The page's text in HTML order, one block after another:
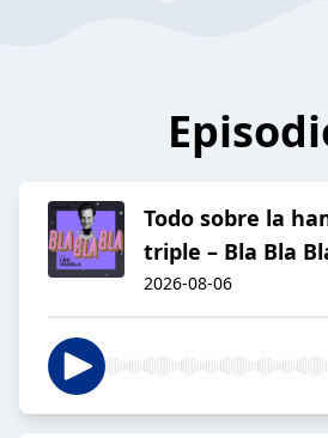
Todo sobre la
triple – Bla Bla
2026-08-06